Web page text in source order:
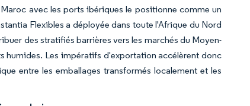
avec les ports ibériques le positionne comme un
Flexibles a déployée dans toute l'Afrique du Nord
des stratifiés barrières vers les marchés du Moyen-
humides. Les impératifs d'exportation accélèrent donc
entre les emballages transformés localement et les